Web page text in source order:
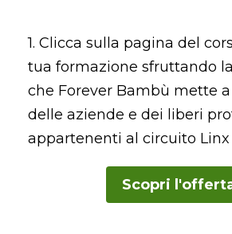
1. Clicca sulla pagina del
tua formazione sfruttando
che Forever Bambù mette
delle aziende e dei liberi
appartenenti al circuito Linx
Scopri